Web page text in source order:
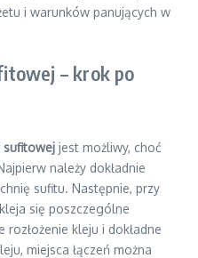
i warunków panujących w
– krok po
sufitowej jest możliwy, choć
należy dokładnie
sufitu. Następnie, przy
się poszczególne
kleju i dokładne
miejsca łączeń można